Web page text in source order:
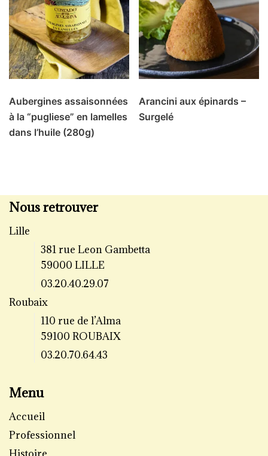
Aubergines assaisonnées
à la “pugliese” en lamelles
dans l’huile (280g)
Arancini aux épinards –
Surgelé
Nous retrouver
Lille
381 rue Leon Gambetta
59000 LILLE
03.20.40.29.07
Roubaix
110 rue de l’Alma
59100 ROUBAIX
03.20.70.64.43
Menu
Accueil
Professionnel